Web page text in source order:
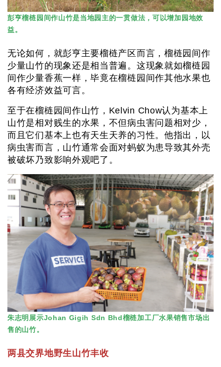
彭亨榴梿园间作山竹是当地园主的一贯做法，可以增加园地效
益。
无论如何，就彭亨主要榴梿产区而言，榴梿园间作
少量山竹的现象还是相当普遍。这现象就如榴梿园
间作少量香蕉一样，毕竟在榴梿园间作其他水果也
各有经济效益可言。
至于在榴梿园间作山竹，Kelvin Chow认为基本上
山竹是相对贱生的水果，不但病虫害问题相对少，
而且它们基本上也有天生天养的习性。他指出，以
病虫害而言，山竹通常会面对蚂蚁为患导致其外壳
被破坏乃致影响外观吧了。
朱志明展示Johan Gigih Sdn Bhd榴梿加工厂水果销售市场出
售的山竹。
两县交界地野生山竹丰收